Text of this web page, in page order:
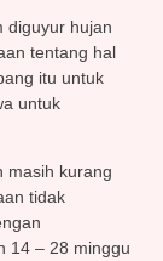
diguyur hujan
tentang hal
itu untuk
untuk
masih kurang
tidak
14 – 28 minggu